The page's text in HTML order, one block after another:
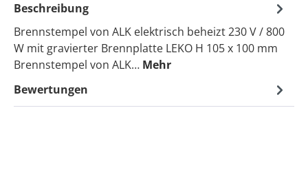
Beschreibung
Brennstempel von ALK elektrisch beheizt 230 V / 800
W mit gravierter Brennplatte LEKO H 105 x 100 mm
Brennstempel von ALK… Mehr
Bewertungen